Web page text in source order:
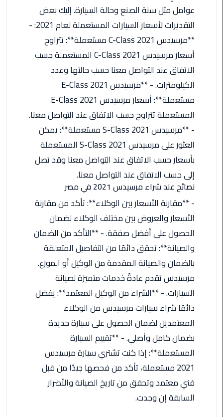
تاكسي
القاهرة
ليموزين
الاسكندريه
مطروح
ليموزين
المطار
ليموزين
الأحمر
مطار
القاهرة
ليموزين
القاهرة
ليموزين
السخنة
ليموزين
ليموزين
القاهرة
اسكندرية
ليموزين
عوامل مثل سنة الصنع وحالة السيارة. إليك بعض
التقديرات لأسعار السيارات المستعملة لعام 2021: -
**مرسيدس C-Class 2021 مستعملة**: تتراوح
أسعار مرسيدس C-Class 2021 المستعملة حسب
الاتفاق عند التواصل معنا حسب حالتها وعدد
الكيلومترات. - **مرسيدس E-Class 2021
مستعملة**: أسعار مرسيدس E-Class 2021
المستعملة تتراوح حسب الاتفاق عند التواصل معنا.
- **مرسيدس S-Class 2021 مستعملة**: يمكن
العثور على مرسيدس S-Class 2021 المستعملة
بأسعار حسب الاتفاق عند التواصل معنا وقد تصل
إلى حسب الاتفاق عند التواصل معنا.
نصائح عند شراء مرسيدس 2021 في مصر
- **مقارنة الأسعار بين الوكلاء**: تأكد من مقارنة
الأسعار والعروض بين مختلف الوكلاء لضمان
الحصول على أفضل صفقة. - **التأكد من الضمان
والصيانة**: تحقق دائمًا من التفاصيل المتعلقة
بالضمان والصيانة المقدمة من الوكيل أو الموزع.
مرسيدس تقدم عادةً خدمات متميزة لصيانة
السيارات. - **الشراء من الوكيل المعتمد**: يفضل
دائمًا شراء سيارات مرسيدس من الوكلاء
المعتمدين لضمان الحصول على سيارة جديدة
بضمان كامل وأصلي. - **تقييم السيارة
المستعملة**: إذا كنت تشتري سيارة مرسيدس
2021 مستعملة، تأكد من فحصها جيدًا من قبل
فني معتمد وتحقق من تاريخ الصيانة والأضرار
السابقة إن وجدت.